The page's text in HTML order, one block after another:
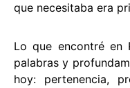
que necesitaba era
Lo que encontré en
palabras y
hoy: pertenencia,